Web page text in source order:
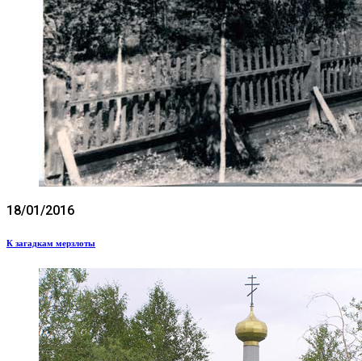
18/01/2016
К загадкам мерзлоты